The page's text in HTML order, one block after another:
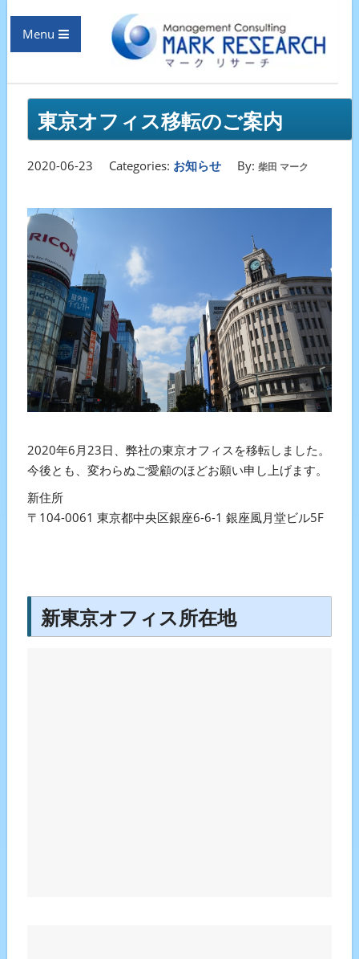
Menu
東京オフィス移転のご案内
2020-06-23 Categories: お知らせ By: 柴田 マーク
2020年6月23日、弊社の東京オフィスを移転しました。
今後とも、変わらぬご愛顧のほどお願い申し上げます。
新住所
〒104-0061 東京都中央区銀座6-6-1 銀座風月堂ビル5F
新東京オフィス所在地